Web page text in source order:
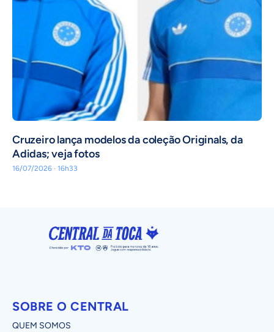
Cruzeiro lança modelos da coleção Originals, da
Adidas; veja fotos
16/07/2026 · 16h33
SOBRE O CENTRAL
QUEM SOMOS